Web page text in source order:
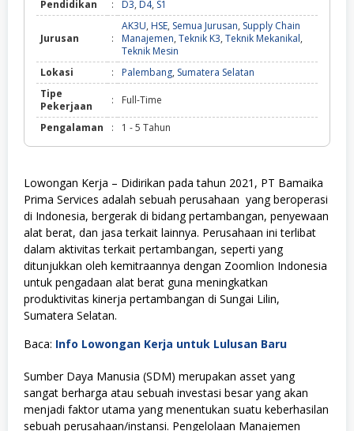
Pendidikan : D3, D4, S1
Jurusan :
AK3U, HSE, Semua Jurusan, Supply Chain
Manajemen, Teknik K3, Teknik Mekanikal,
Teknik Mesin
Lokasi
: Palembang, Sumatera Selatan
Tipe
Pekerjaan
: Full-Time
Pengalaman : 1 - 5 Tahun
Lowongan Kerja – Didirikan pada tahun 2021, PT Bamaika
Prima Services adalah sebuah perusahaan yang beroperasi
di Indonesia, bergerak di bidang pertambangan, penyewaan
alat berat, dan jasa terkait lainnya. Perusahaan ini terlibat
dalam aktivitas terkait pertambangan, seperti yang
ditunjukkan oleh kemitraannya dengan Zoomlion Indonesia
untuk pengadaan alat berat guna meningkatkan
produktivitas kinerja pertambangan di Sungai Lilin,
Sumatera Selatan.
Baca: Info Lowongan Kerja untuk Lulusan Baru
Sumber Daya Manusia (SDM) merupakan asset yang
sangat berharga atau sebuah investasi besar yang akan
menjadi faktor utama yang menentukan suatu keberhasilan
sebuah perusahaan/instansi. Pengelolaan Manajemen